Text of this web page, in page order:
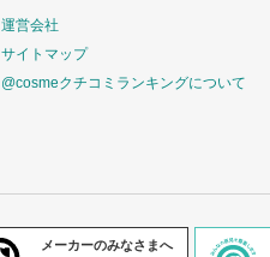
運営会社
サイトマップ
@cosmeクチコミランキングについて
メーカーのみなさまへ